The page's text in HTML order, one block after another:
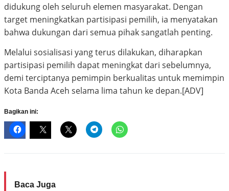
didukung oleh seluruh elemen masyarakat. Dengan
target meningkatkan partisipasi pemilih, ia menyatakan
bahwa dukungan dari semua pihak sangatlah penting.
Melalui sosialisasi yang terus dilakukan, diharapkan
partisipasi pemilih dapat meningkat dari sebelumnya,
demi terciptanya pemimpin berkualitas untuk memimpin
Kota Banda Aceh selama lima tahun ke depan.[ADV]
Bagikan ini:
Baca Juga